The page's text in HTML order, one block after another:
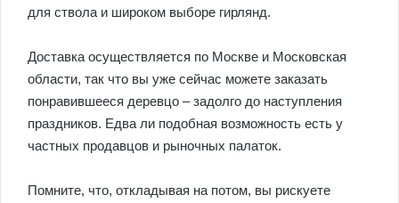
для ствола и широком выборе гирлянд.
Доставка осуществляется по Москве и Московская
области, так что вы уже сейчас можете заказать
понравившееся деревцо – задолго до наступления
праздников. Едва ли подобная возможность есть у
частных продавцов и рыночных палаток.
Помните, что, откладывая на потом, вы рискуете